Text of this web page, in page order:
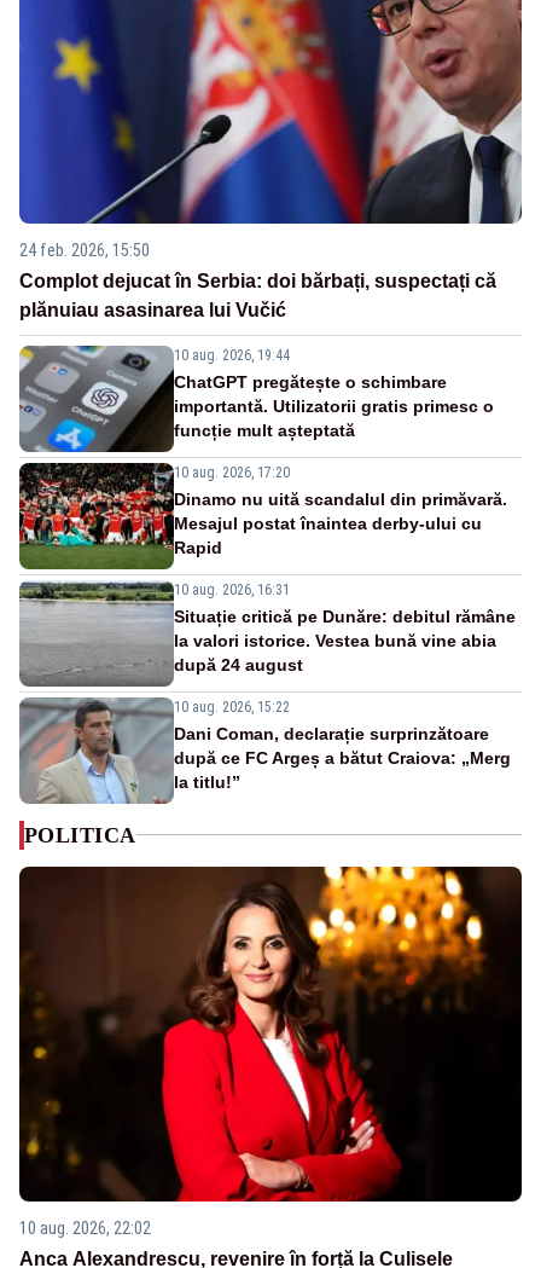
24 feb. 2026, 15:50
Complot dejucat în Serbia: doi bărbați, suspectați că
plănuiau asasinarea lui Vučić
10 aug. 2026, 19:44
ChatGPT pregătește o schimbare
importantă. Utilizatorii gratis primesc o
funcție mult așteptată
10 aug. 2026, 17:20
Dinamo nu uită scandalul din primăvară.
Mesajul postat înaintea derby-ului cu
Rapid
10 aug. 2026, 16:31
Situație critică pe Dunăre: debitul rămâne
la valori istorice. Vestea bună vine abia
după 24 august
10 aug. 2026, 15:22
Dani Coman, declarație surprinzătoare
după ce FC Argeș a bătut Craiova: „Merg
la titlu!”
POLITICA
10 aug. 2026, 22:02
Anca Alexandrescu, revenire în forță la Culisele